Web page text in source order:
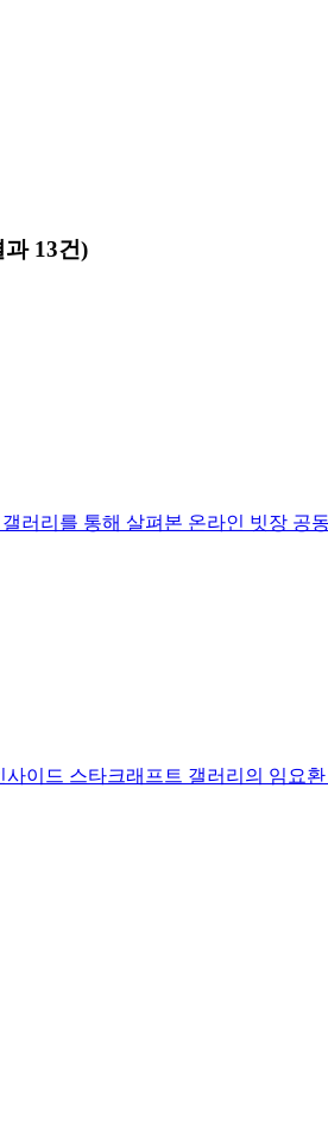
13건)
러리를 통해 살펴본 온라인 빗장 공
이드 스타크래프트 갤러리의 임요